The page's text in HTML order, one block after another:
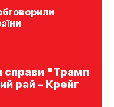
справи "Трамп
рай – Крейг